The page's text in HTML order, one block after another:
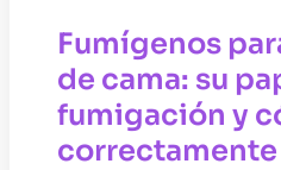
Fumígenos
de cama: su
fumigación y
correctamente